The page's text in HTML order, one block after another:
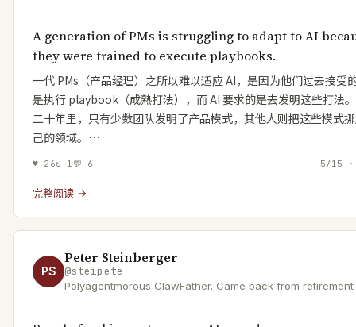
A generation of PMs is struggling to adapt to AI
they were trained to execute playbooks.
一代 PMs（产品经理）之所以难以适应 AI，是因为他们过去接受
是执行 playbook（成熟打法），而 AI 要求的是去发明这些打法
二十年里，只有少数团队发明了产品模式，其他人则把这些模式
己的领域。…
♥ 26↻ 1 💬 6 5/15
完整阅读 →
PS
Peter Steinberger
@steipete
Polyagentmorous ClawFather. Came back from retirement